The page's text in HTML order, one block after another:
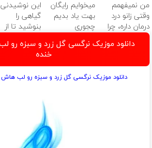
میلیون تومان!!!
من نمیفهمم
وقتی زانو درد
درمان داره، چرا
دردش رو داری
تحمل میکنی؟❗
میخوایم رایگان
بهت یاد بدیم
چجوری
پولدارشی! باور
نداری امتحانش
این نوشیدنی
گیاهی را
بنوشید تا از
پیشگیری
دانلود موزیک نرگسی گل زرد و سبزه
خنده
دانلود موزیک نرگسی گل زرد و سبزه رو لب